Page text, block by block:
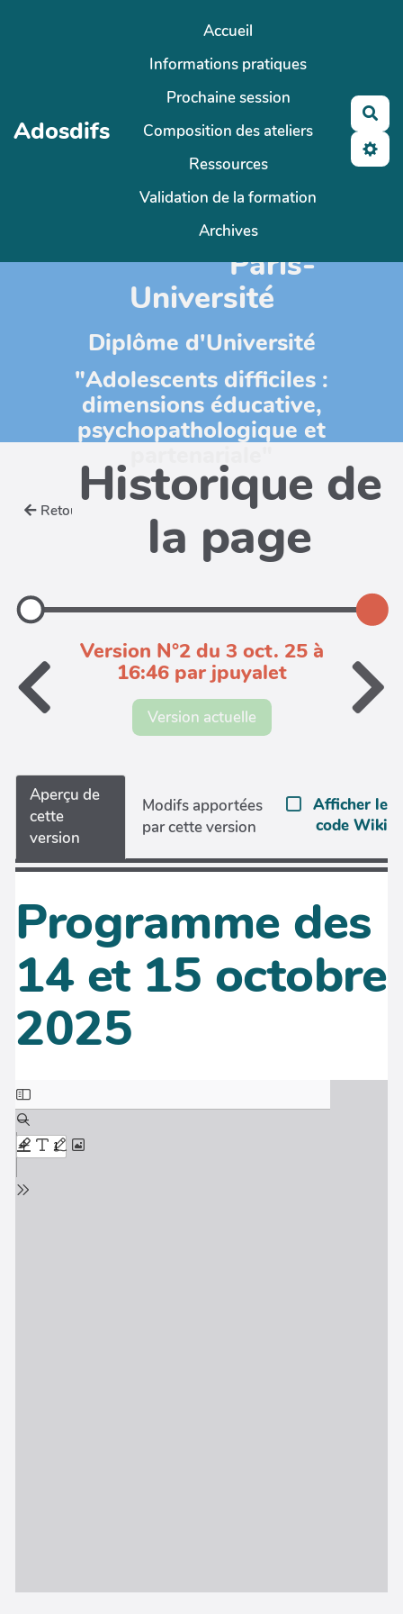
Adosdifs
Accueil
Informations pratiques
Prochaine session
Composition des ateliers
Ressources
Validation de la formation
Archives
CY-Cergy-
Paris-
Université
Diplôme d'Université
"Adolescents difficiles :
dimensions éducative,
psychopathologique et
Retour Historique de
la page
Version N°2 du 3 oct. 25 à
16:46 par jpuyalet
Version actuelle
Aperçu de
cette
version
Modifs apportées
par cette version
Afficher le
code Wiki